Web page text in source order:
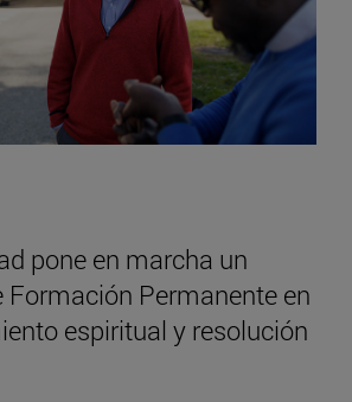
pone en marcha un
Formación Permanente en
espiritual y resolución